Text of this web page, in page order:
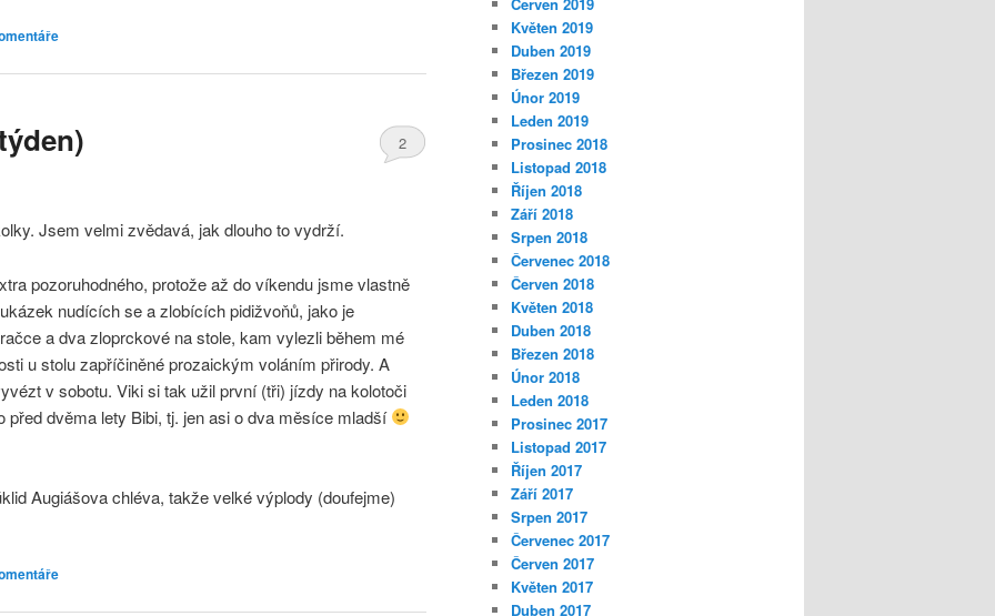
2
Jsem velmi zvědavá, jak dlouho to vydrží.
pozoruhodného, protože až do víkendu jsme vlastně
nudících se a zlobících pidižvoňů, jako je
a dva zloprckové na stole, kam vylezli během mé
u stolu zapříčiněné prozaickým voláním přirody. A
v sobotu. Viki si tak užil první (tři) jízdy na kolotoči
před dvěma lety Bibi, tj. jen asi o dva měsíce mladší
Augiášova chléva, takže velké výplody (doufejme)
Květen 2019
Duben 2019
Březen 2019
Únor 2019
Leden 2019
Prosinec 2018
Listopad 2018
Říjen 2018
Září 2018
Srpen 2018
Červenec 2018
Červen 2018
Květen 2018
Duben 2018
Březen 2018
Únor 2018
Leden 2018
Prosinec 2017
Listopad 2017
Říjen 2017
Září 2017
Srpen 2017
Červenec 2017
Červen 2017
Květen 2017
Duben 2017